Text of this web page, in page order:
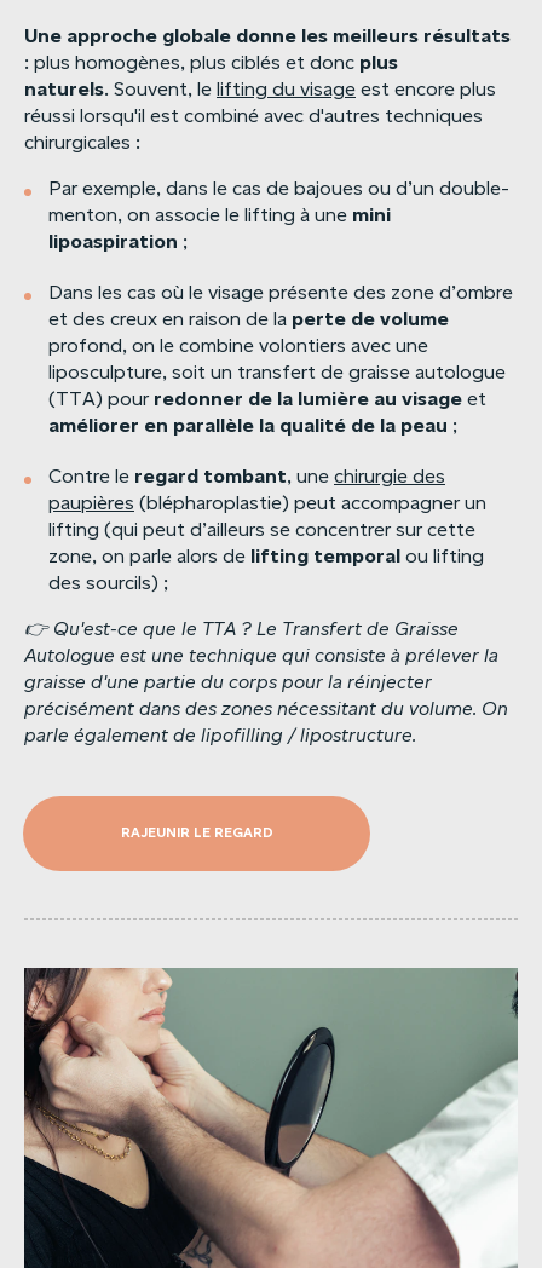
Une approche globale donne les meilleurs résultats
: plus homogènes, plus ciblés et donc plus
naturels. Souvent, le lifting du visage est encore plus
réussi lorsqu'il est combiné avec d'autres techniques
chirurgicales :
Par exemple, dans le cas de bajoues ou d’un double-
menton, on associe le lifting à une mini
lipoaspiration ;
Dans les cas où le visage présente des zone d’ombre
et des creux en raison de la perte de volume
profond, on le combine volontiers avec une
liposculpture, soit un transfert de graisse autologue
(TTA) pour redonner de la lumière au visage et
améliorer en parallèle la qualité de la peau ;
Contre le regard tombant, une chirurgie des
paupières (blépharoplastie) peut accompagner un
lifting (qui peut d’ailleurs se concentrer sur cette
zone, on parle alors de lifting temporal ou lifting
des sourcils) ;
👉 Qu'est-ce que le TTA ? Le Transfert de Graisse
Autologue est une technique qui consiste à prélever la
graisse d'une partie du corps pour la réinjecter
précisément dans des zones nécessitant du volume. On
parle également de lipofilling / lipostructure.
RAJEUNIR LE REGARD